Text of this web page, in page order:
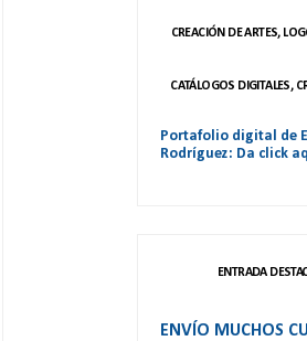
CREACIÓN DE ARTES,
CATÁLOGOS DIGITALES,
Portafolio digital de
Rodríguez: Da click
ENTRADA
ENVÍO MUCHOS